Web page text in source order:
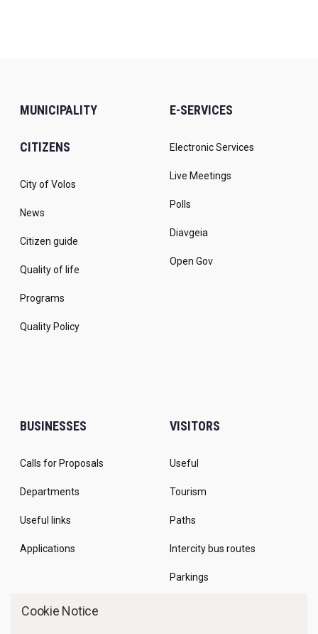
MUNICIPALITY
CITIZENS
City of Volos
News
Citizen guide
Quality of life
Programs
Quality Policy
E-SERVICES
Electronic Services
Live Meetings
Polls
Diavgeia
Open Gov
BUSINESSES
Calls for Proposals
Departments
Useful links
Applications
VISITORS
Useful
Tourism
Paths
Intercity bus routes
Parkings
Cookie Notice